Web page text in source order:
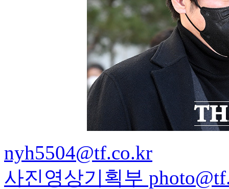
nyh5504@tf.co.kr
사진영상기획부